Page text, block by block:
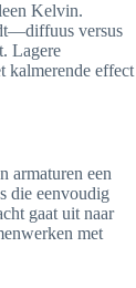
Kelvin.
versus
Lagere
kalmerende effect
armaturen een
die eenvoudig
gaat uit naar
met